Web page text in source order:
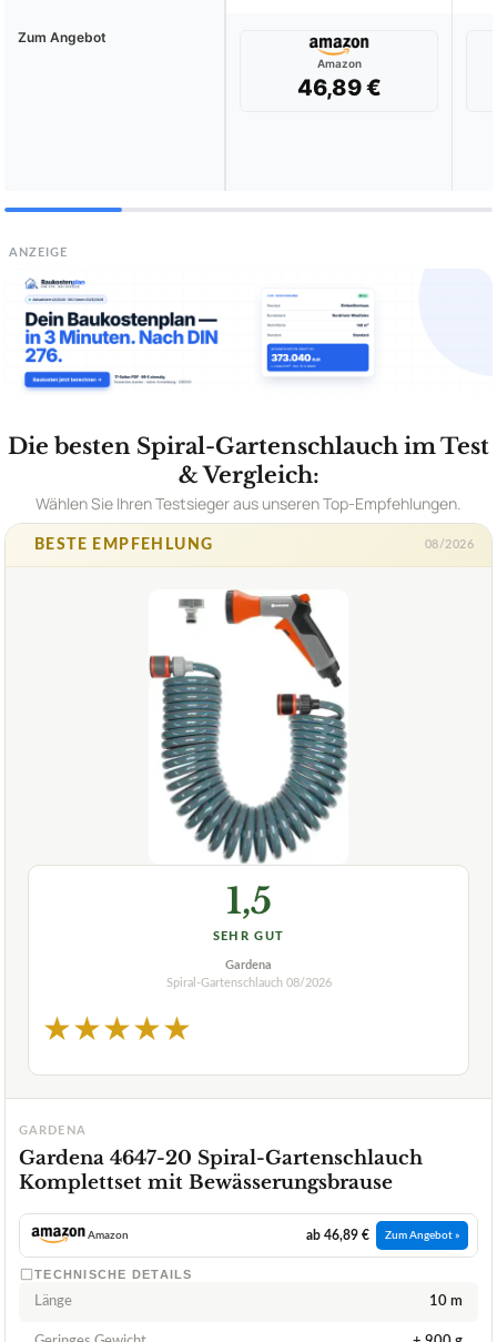
Zum Angebot
Amazon
46,89 €
ANZEIGE
Die besten Spiral-Gartenschlauch im Test
& Vergleich:
Wählen Sie Ihren Testsieger aus unseren Top-Empfehlungen.
BESTE EMPFEHLUNG 08/2026
1,5
SEHR GUT
Gardena
Spiral-Gartenschlauch 08/2026
★★★★★
GARDENA
Gardena 4647-20 Spiral-Gartenschlauch
Komplettset mit Bewässerungsbrause
Amazon ab 46,89 € Zum Angebot »
TECHNISCHE DETAILS
Länge 10 m